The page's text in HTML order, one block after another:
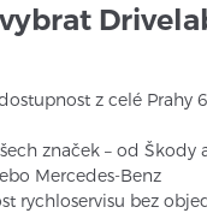
z celé Prahy
značek – od Škody
Mercedes-Benz
rychloservisu bez